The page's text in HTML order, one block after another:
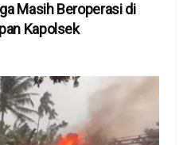
Masih Beroperasi di
Kapolsek